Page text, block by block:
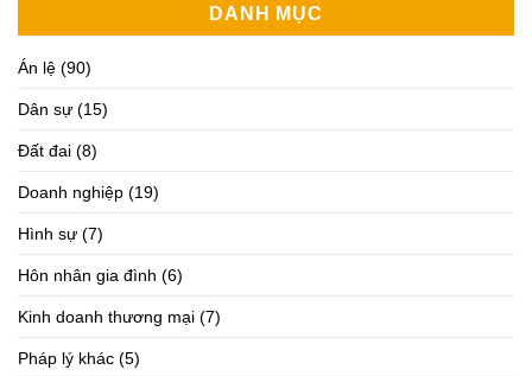
DANH MỤC
Án lệ (90)
Dân sự (15)
Đất đai (8)
Doanh nghiệp (19)
Hình sự (7)
Hôn nhân gia đình (6)
Kinh doanh thương mại (7)
Pháp lý khác (5)